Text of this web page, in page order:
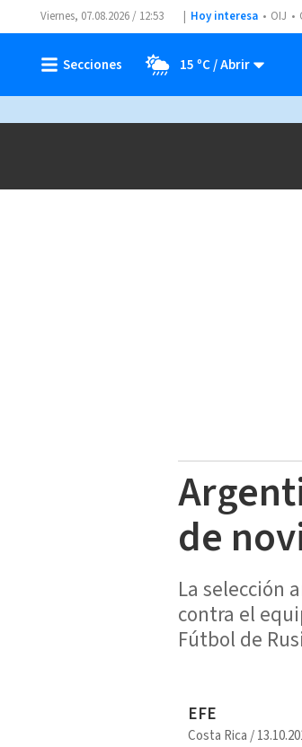
Viernes, 07.08.2026 / 12:53 Hoy interesa OIJ
15 ºC
de
La selección
contra el
Fútbol de
EFE
Costa Rica/